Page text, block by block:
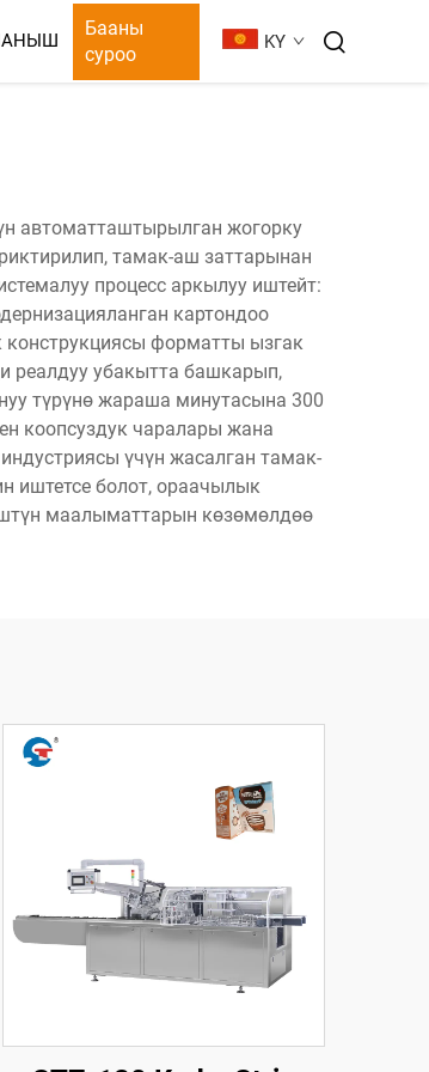
Бааны
суроо
KY
автоматташтырылган жогорку
тамак-аш заттарынан
процесс аркылуу иштейт:
картондоо
форматты ызгак
реалдуу убакытта башкарып,
түрүнө жараша минутасына 300
коопсуздук чаралары жана
үчүн жасалган тамак-
иштетсе болот, ораачылык
маалыматтарын көзөмөлдөө